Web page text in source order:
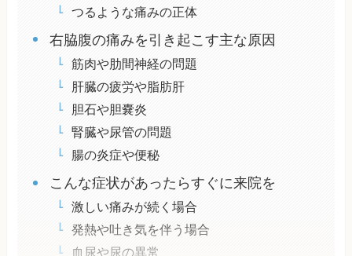
つるような痛みの正体
右脇腹の痛みを引き起こす主な原因
筋肉や肋間神経の問題
肝臓の疲労や脂肪肝
胆石や胆嚢炎
腎臓や尿管の問題
腸の炎症や便秘
こんな症状があったらすぐに来院を
激しい痛みが続く場合
発熱や吐き気を伴う場合
血尿や尿の異常